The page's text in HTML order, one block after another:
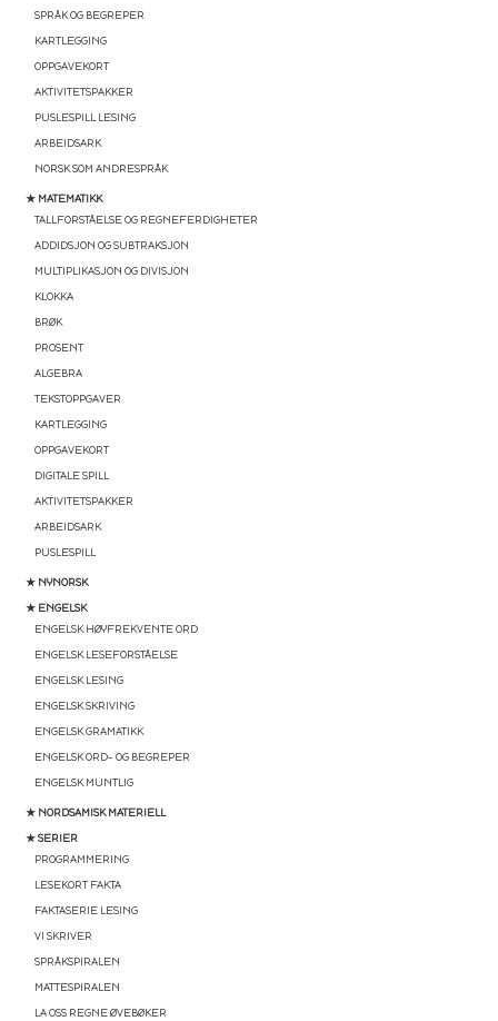
SPRÅK OG BEGREPER
KARTLEGGING
OPPGAVEKORT
AKTIVITETSPAKKER
PUSLESPILL LESING
ARBEIDSARK
NORSK SOM ANDRESPRÅK
★ MATEMATIKK
TALLFORSTÅELSE OG REGNEFERDIGHETER
ADDIDSJON OG SUBTRAKSJON
MULTIPLIKASJON OG DIVISJON
KLOKKA
BRØK
PROSENT
ALGEBRA
TEKSTOPPGAVER
KARTLEGGING
OPPGAVEKORT
DIGITALE SPILL
AKTIVITETSPAKKER
ARBEIDSARK
PUSLESPILL
★ NYNORSK
★ ENGELSK
ENGELSK HØYFREKVENTE ORD
ENGELSK LESEFORSTÅELSE
ENGELSK LESING
ENGELSK SKRIVING
ENGELSK GRAMATIKK
ENGELSK ORD- OG BEGREPER
ENGELSK MUNTLIG
★ NORDSAMISK MATERIELL
★ SERIER
PROGRAMMERING
LESEKORT FAKTA
FAKTASERIE LESING
VI SKRIVER
SPRÅKSPIRALEN
MATTESPIRALEN
LA OSS REGNE ØVEBØKER